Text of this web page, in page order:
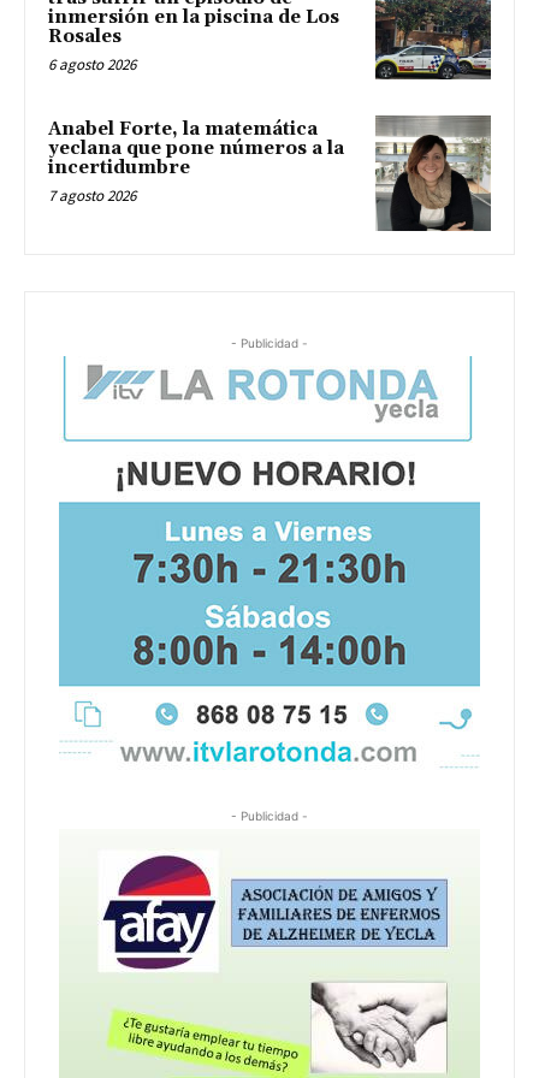
inmersión en la piscina de Los
Rosales
6 agosto 2026
Anabel Forte, la matemática
yeclana que pone números a la
incertidumbre
7 agosto 2026
- Publicidad -
- Publicidad -